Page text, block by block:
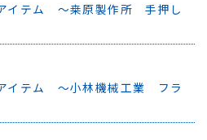
アイテム ～桒原製作所 手押し
アイテム ～小林機械工業 フラ